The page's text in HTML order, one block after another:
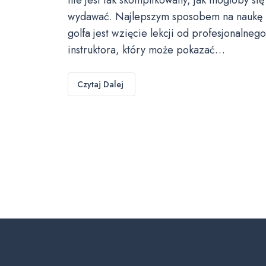
wydawać. Najlepszym sposobem na naukę
golfa jest wzięcie lekcji od profesjonalnego
instruktora, który może pokazać…
Czytaj Dalej